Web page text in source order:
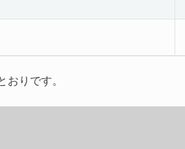
おりです。